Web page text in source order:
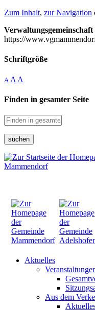
Zum Inhalt, zur Navigation
https://
Schriftgröße
A A A
Finden in gesamter Seite
suchen
Aktuelles
Aus dem